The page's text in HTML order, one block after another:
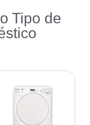
Tipo de